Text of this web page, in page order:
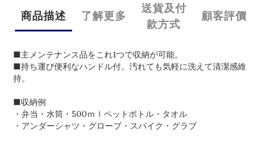
商品描述 了解更多
送貨及付
款方式
顧客評價
■主メンテナンス品をこれ1つで収納が可能。
■持ち運び便利なハンドル付。汚れても気軽に洗えて清潔感維
持。
■収納例
・弁当・水筒・500ｍｌペットボトル・タオル
・アンダーシャツ・グローブ・スパイク・グラブ